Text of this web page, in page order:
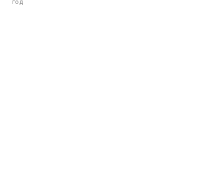
ГОД